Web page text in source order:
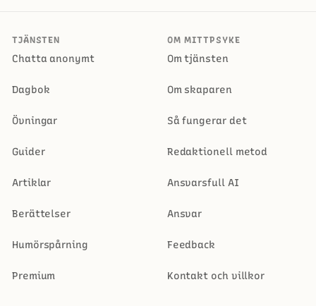
TJÄNSTEN
Chatta anonymt
Dagbok
Övningar
Guider
Artiklar
Berättelser
Humörspårning
Premium
OM MITTPSYKE
Om tjänsten
Om skaparen
Så fungerar det
Redaktionell metod
Ansvarsfull AI
Ansvar
Feedback
Kontakt och villkor